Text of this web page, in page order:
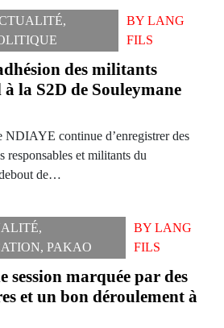
,
BY LANG
FILS
des militants
la S2D de Souleymane
NDIAYE continue d’enregistrer des
responsables et militants du
de…
,
, PAKAO
BY LANG
FILS
session marquée par des
et un bon déroulement à